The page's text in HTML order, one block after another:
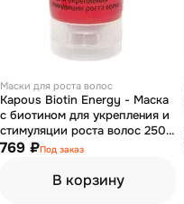
Маски для роста волос
Kapous Biotin Energy - Маска
с биотином для укрепления и
стимуляции роста волос 250
мл
769 ₽Под заказ
В корзину